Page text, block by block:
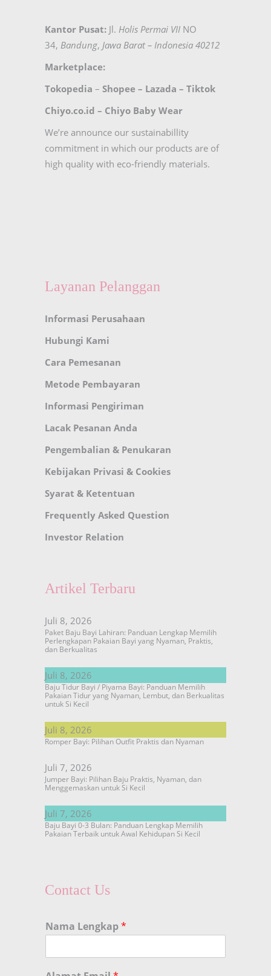
Kantor Pusat: Jl. Holis Permai VII NO
34, Bandung, Jawa Barat – Indonesia 40212
Marketplace:
Tokopedia – Shopee – Lazada – Tiktok
Chiyo.co.id – Chiyo Baby Wear
We’re announce our sustainabillity
commitment in which our products are of
high quality with eco-friendly materials.
Layanan Pelanggan
Informasi Perusahaan
Hubungi Kami
Cara Pemesanan
Metode Pembayaran
Informasi Pengiriman
Lacak Pesanan Anda
Pengembalian & Penukaran
Kebijakan Privasi & Cookies
Syarat & Ketentuan
Frequently Asked Question
Investor Relation
Artikel Terbaru
Juli 8, 2026
Paket Baju Bayi Lahiran: Panduan Lengkap Memilih
Perlengkapan Pakaian Bayi yang Nyaman, Praktis,
dan Berkualitas
Juli 8, 2026
Baju Tidur Bayi / Piyama Bayi: Panduan Memilih
Pakaian Tidur yang Nyaman, Lembut, dan Berkualitas
untuk Si Kecil
Juli 8, 2026
Romper Bayi: Pilihan Outfit Praktis dan Nyaman
Juli 7, 2026
Jumper Bayi: Pilihan Baju Praktis, Nyaman, dan
Menggemaskan untuk Si Kecil
Juli 7, 2026
Baju Bayi 0-3 Bulan: Panduan Lengkap Memilih
Pakaian Terbaik untuk Awal Kehidupan Si Kecil
Contact Us
Nama Lengkap*